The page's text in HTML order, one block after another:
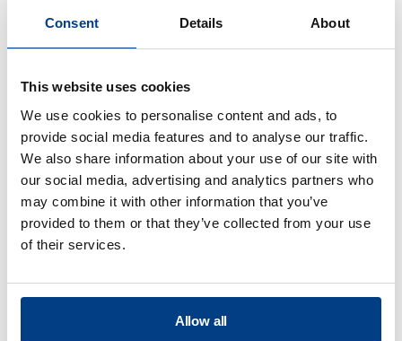
Consent Details About
This website uses cookies
We use cookies to personalise content and ads, to
provide social media features and to analyse our traffic.
We also share information about your use of our site with
our social media, advertising and analytics partners who
may combine it with other information that you’ve
provided to them or that they’ve collected from your use
of their services.
Allow all
航天